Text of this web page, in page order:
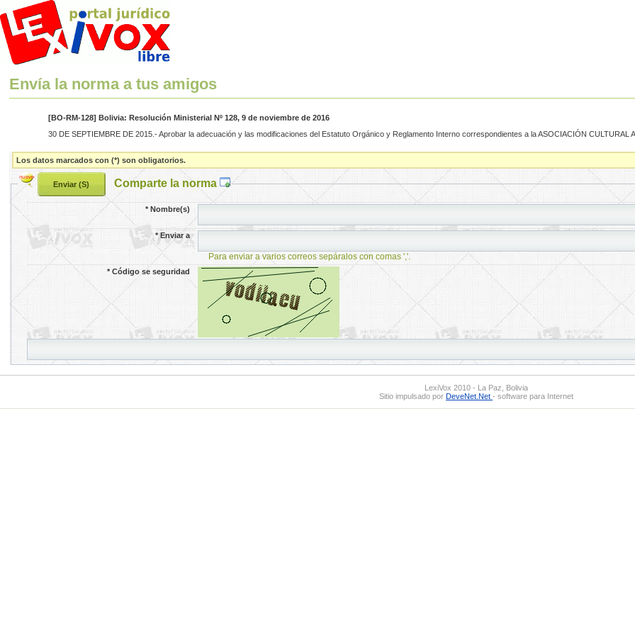
Envía la norma a tus amigos
[BO-RM-128] Bolivia: Resolución Ministerial Nº 128, 9 de noviembre de 2016
30 DE SEPTIEMBRE DE 2015.- Aprobar la adecuación y las modificaciones del Estatuto Orgánico y Reglamento Interno correspondientes a la ASOCIACIÓN CULTURAL
Los datos marcados con (*) son obligatorios.
Comparte la norma
*Nombre(s)
*Enviar a
Para enviar a varios correos sepáralos con comas ','.
*Código se seguridad
LexiVox 2010 - La Paz, Bolivia
Sitio impulsado por DeveNet.Net - software para Internet